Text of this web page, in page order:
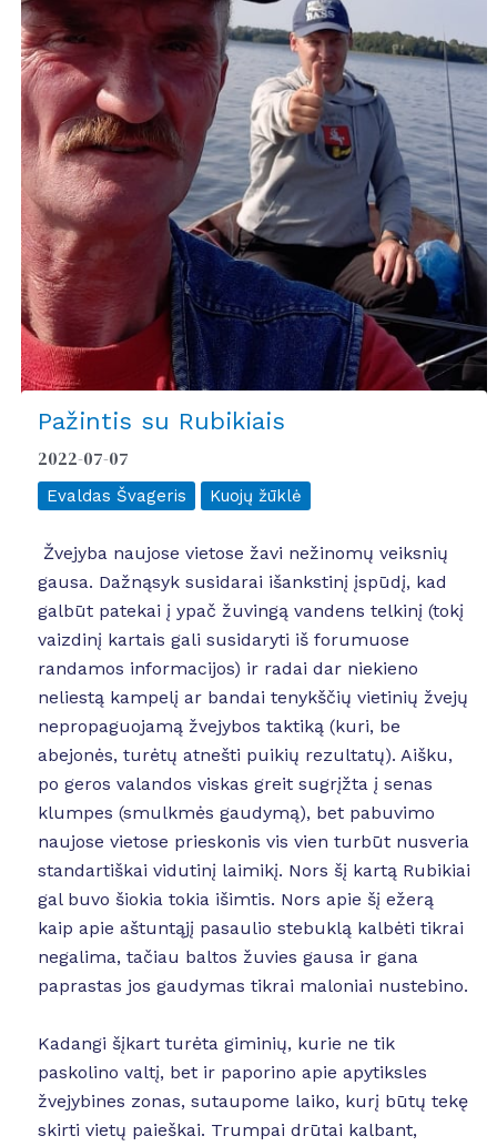
Pažintis su Rubikiais
2022-07-07
Evaldas Švageris Kuojų žūklė
Žvejyba naujose vietose žavi nežinomų veiksnių
gausa. Dažnąsyk susidarai išankstinį įspūdį, kad
galbūt patekai į ypač žuvingą vandens telkinį (tokį
vaizdinį kartais gali susidaryti iš forumuose
randamos informacijos) ir radai dar niekieno
neliestą kampelį ar bandai tenykščių vietinių žvejų
nepropaguojamą žvejybos taktiką (kuri, be
abejonės, turėtų atnešti puikių rezultatų). Aišku,
po geros valandos viskas greit sugrįžta į senas
klumpes (smulkmės gaudymą), bet pabuvimo
naujose vietose prieskonis vis vien turbūt nusveria
standartiškai vidutinį laimikį. Nors šį kartą Rubikiai
gal buvo šiokia tokia išimtis. Nors apie šį ežerą
kaip apie aštuntąjį pasaulio stebuklą kalbėti tikrai
negalima, tačiau baltos žuvies gausa ir gana
paprastas jos gaudymas tikrai maloniai nustebino.
Kadangi šįkart turėta giminių, kurie ne tik
paskolino valtį, bet ir paporino apie apytiksles
žvejybines zonas, sutaupome laiko, kurį būtų tekę
skirti vietų paieškai. Trumpai drūtai kalbant,